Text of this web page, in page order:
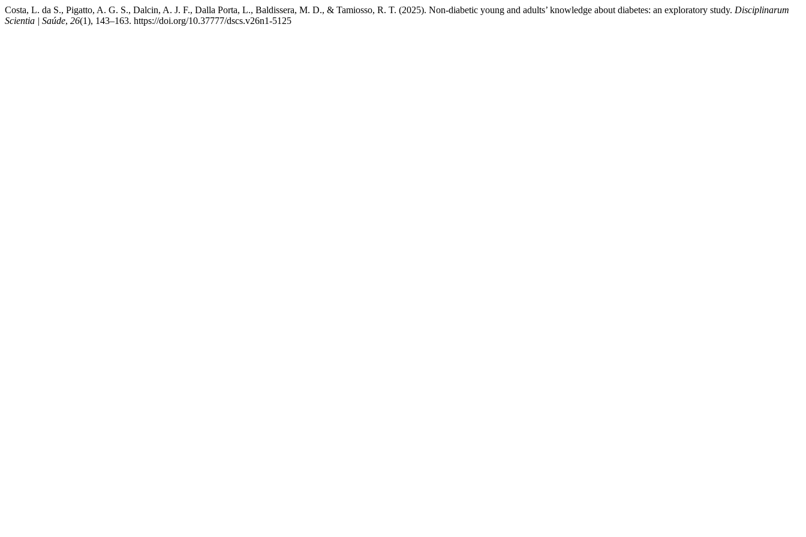
Costa, L. da S., Pigatto, A. G. S., Dalcin, A. J. F., Dalla Porta, L., Baldissera, M. D., & Tamiosso, R. T. (2025). Non-diabetic young and adults’ knowledge about diabetes: an exploratory study. Disciplinarum
Scientia | Saúde, 26(1), 143–163. https://doi.org/10.37777/dscs.v26n1-5125